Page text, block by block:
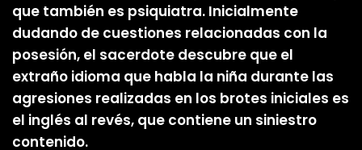
que también es psiquiatra. Inicialmente
dudando de cuestiones relacionadas con la
posesión, el sacerdote descubre que el
extraño idioma que habla la niña durante las
agresiones realizadas en los brotes iniciales es
el inglés al revés, que contiene un siniestro
contenido.